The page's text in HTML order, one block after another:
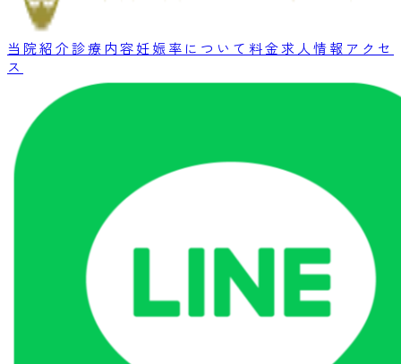
当院紹介診療内容妊娠率について 料金求人情報 アクセ
ス